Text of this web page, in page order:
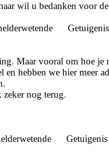
wil u bedanken voor
Maar vooral om hoe je
hebben we hier meer
nog terug.